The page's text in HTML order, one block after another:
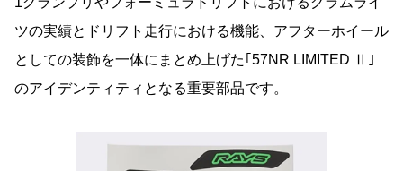
ツの実績とドリフト走行における機能、アフターホイール
としての装飾を一体にまとめ上げた｢57NR LIMITED Ⅱ｣
のアイデンティティとなる重要部品です。